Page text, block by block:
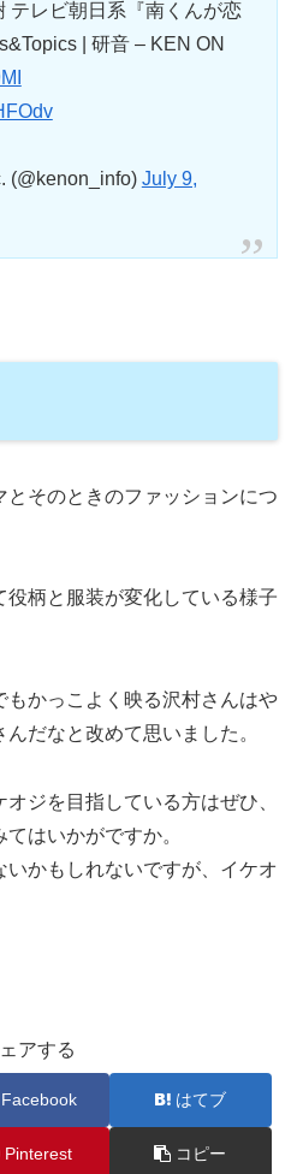
テレビ朝日系『南くんが恋
| 研音 – KEN ON
(@kenon_info) July 9,
そのときのファッションにつ
柄と服装が変化している様子
もかっこよく映る沢村さんはや
だなと改めて思いました。
ジを目指している方はぜひ、
はいかがですか。
かもしれないですが、イケオ
アする
Facebook はてブ
Pinterest コピー